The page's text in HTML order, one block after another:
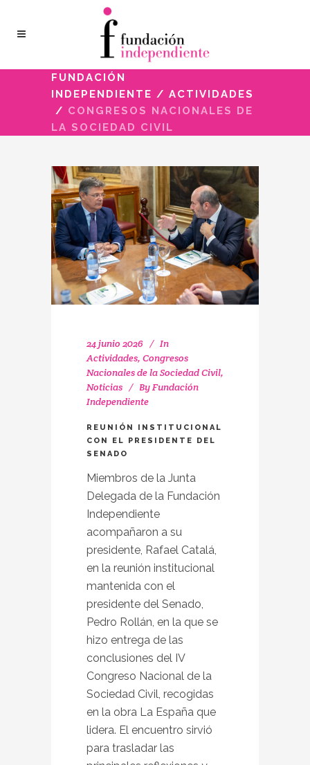
FUNDACIÓN
INDEPENDIENTE / ACTIVIDADES
/ CONGRESOS NACIONALES DE
LA SOCIEDAD CIVIL
24 junio 2026
In
Actividades, Congresos
Nacionales de la Sociedad Civil,
Noticias
ByFundación
Independiente
REUNIÓN INSTITUCIONAL
CON EL PRESIDENTE DEL
SENADO
Miembros de la Junta
Delegada de la Fundación
Independiente
acompañaron a su
presidente, Rafael Catalá,
en la reunión institucional
mantenida con el
presidente del Senado,
Pedro Rollán, en la que se
hizo entrega de las
conclusiones del IV
Congreso Nacional de la
Sociedad Civil, recogidas
en la obra La España que
lidera. El encuentro sirvió
para trasladar las